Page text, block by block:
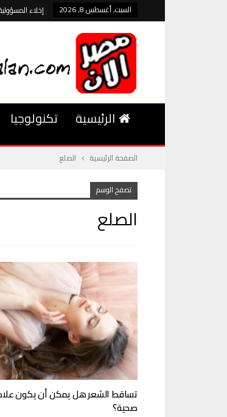
السبت, أغسطس 8, 2026 إخلاء
الرئيسية تكنولوجيا
الصفحة الرئيسية الصلع
تصفح الوسم
الصلع
تساقط الشعر هل يمكن أن يكون
صحية؟